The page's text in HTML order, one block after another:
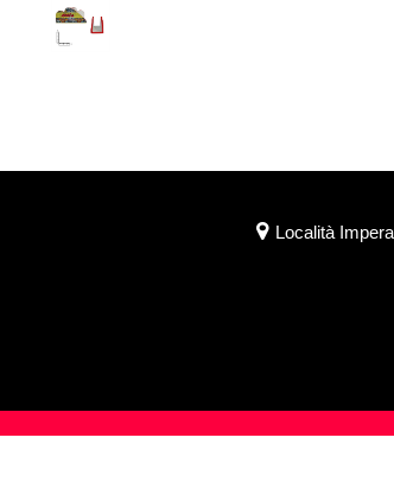
Località